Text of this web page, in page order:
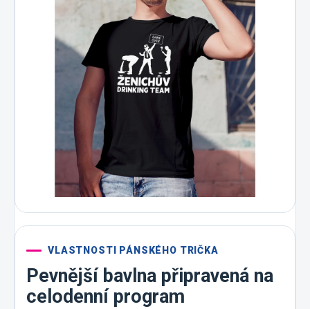
VLASTNOSTI PÁNSKÉHO TRIČKA
Pevnější bavlna připravená na
celodenní program